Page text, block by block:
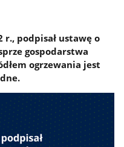
r., podpisał ustawę o
gospodarstwa
ogrzewania jest